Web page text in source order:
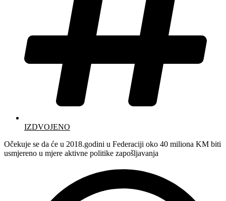
IZDVOJENO
Očekuje se da će u 2018.godini u Federaciji oko 40 miliona KM biti
usmjereno u mjere aktivne politike zapošljavanja